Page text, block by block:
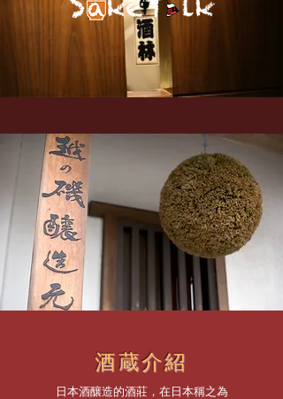
酒蔵介紹
日本酒釀造的酒莊，在日本稱之為